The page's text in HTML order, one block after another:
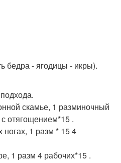
бедра - ягодицы - икры).
скамье, 1 разминочный
отягощением*15 .
ногах, 1 разм * 15 4
1 разм 4 рабочих*15 .